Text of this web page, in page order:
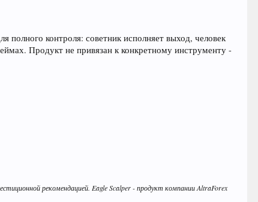
полного контроля: советник исполняет выход, человек
Продукт не привязан к конкретному инструменту -
рекомендацией. Eagle Scalper - продукт компании AltraForex